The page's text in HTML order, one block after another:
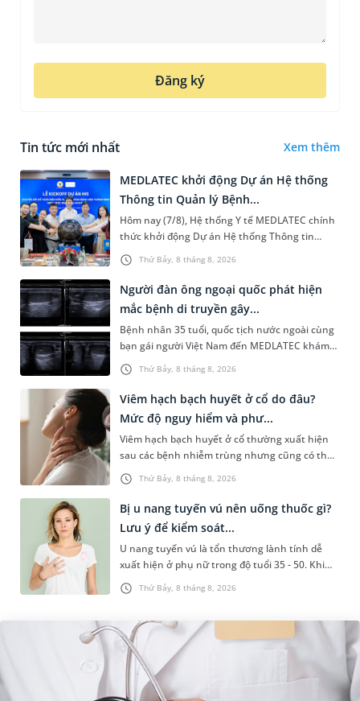
Đăng ký
Tin tức mới nhất Xem thêm
Thứ Bảy, 8 tháng 8, 2026
MEDLATEC khởi động Dự án Hệ thống
Thông tin Quản lý Bệnh...
Hôm nay (7/8), Hệ thống Y tế MEDLATEC chính
thức khởi động Dự án Hệ thống Thông tin
Quản lý Bệnh viện (HIS - Hospital Information
System) giai đoạn mới. Dự á...
Thứ Bảy, 8 tháng 8, 2026
Người đàn ông ngoại quốc phát hiện
mắc bệnh di truyền gây...
Bệnh nhân 35 tuổi, quốc tịch nước ngoài cùng
bạn gái người Việt Nam đến MEDLATEC khám
sức khỏe tiền hôn nhân. Qua thăm khám và
làm các xét nghiệm chuyên sâu,...
Thứ Bảy, 8 tháng 8, 2026
Viêm hạch bạch huyết ở cổ do đâu?
Mức độ nguy hiểm và phư...
Viêm hạch bạch huyết ở cổ thường xuất hiện
sau các bệnh nhiễm trùng nhưng cũng có thể
liên quan đến lao hạch hoặc ung thư. Để tìm
hiểu nguyên nhân gây viêm,...
Thứ Bảy, 8 tháng 8, 2026
Bị u nang tuyến vú nên uống thuốc gì?
Lưu ý để kiểm soát...
U nang tuyến vú là tổn thương lành tính dễ
xuất hiện ở phụ nữ trong độ tuổi 35 - 50. Khi
được chẩn đoán mắc bệnh, nhiều người
thường băn khoăn u nang tuyến v...